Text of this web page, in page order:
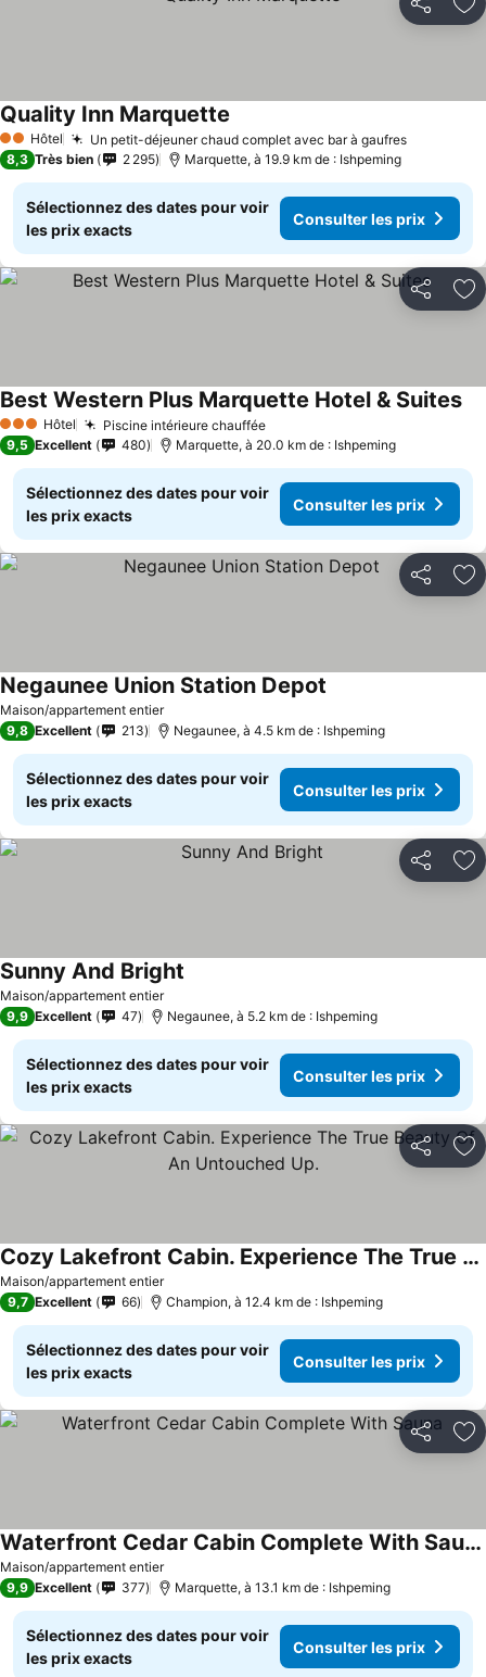
Partager
2 Étoiles
Hôtel Un petit-déjeuner chaud complet avec bar à gaufres
Quality Inn Marquette
8,3 Très bien 2 295 Marquette, à 19.9 km de : Ishpeming
Sélectionnez des dates pour voir
les prix exacts
Consulter les prix
Partager
3 ÉtoilesHôtel Piscine intérieure chauffée
Best Western Plus Marquette Hotel & Suites
9,5 Excellent 480 Marquette, à 20.0 km de : Ishpeming
Sélectionnez des dates pour voir
les prix exacts
Consulter les prix
Partager
Maison/appartement entier
Negaunee Union Station Depot
9,8 Excellent 213 Negaunee, à 4.5 km de : Ishpeming
Sélectionnez des dates pour voir
les prix exacts
Consulter les prix
Partager
Maison/appartement entier
Sunny And Bright
9,9 Excellent 47 Negaunee, à 5.2 km de : Ishpeming
Sélectionnez des dates pour voir
les prix exacts
Consulter les prix
Partager
Maison/appartement entier
Cozy Lakefront Cabin. Experience The True Beauty Of An Untouched Up.
9,7 Excellent 66 Champion, à 12.4 km de : Ishpeming
Sélectionnez des dates pour voir
les prix exacts
Consulter les prix
Partager
Maison/appartement entier
Waterfront Cedar Cabin Complete With Sauna
9,9 Excellent 377 Marquette, à 13.1 km de : Ishpeming
Sélectionnez des dates pour voir
les prix exacts
Consulter les prix